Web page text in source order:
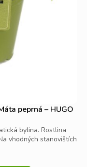
peprná – HUGO
bylina. Rostlina
vhodných stanovištích